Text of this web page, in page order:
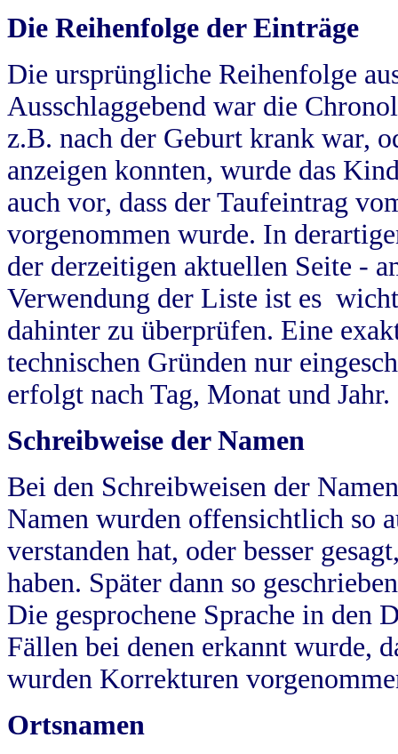
Die Reihenfolge der Einträge
Die ursprüngliche Reihenfolge
Ausschlaggebend war die
z.B. nach der Geburt krank war,
anzeigen konnten, wurde das
auch vor, dass der Taufeintrag
vorgenommen wurde. In
der derzeitigen aktuellen Seite -
Verwendung der Liste ist es
dahinter zu überprüfen. Eine
technischen Gründen nur
erfolgt nach Tag, Monat und Jahr.
Schreibweise der Namen
Bei den Schreibweisen der
Namen wurden offensichtlich so
verstanden hat, oder besser
haben. Später dann so
Die gesprochene Sprache in
Fällen bei denen erkannt wurde,
wurden Korrekturen
Ortsnamen